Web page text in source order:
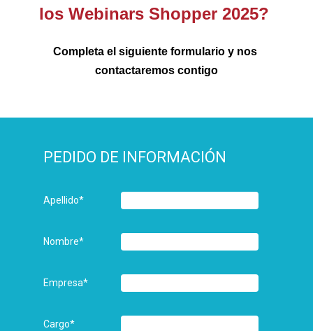
los Webinars Shopper 2025?
Completa el siguiente formulario y nos
contactaremos contigo
PEDIDO DE INFORMACIÓN
Apellido*
Nombre*
Empresa*
Cargo*